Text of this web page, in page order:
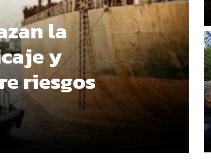
la
y
riesgos